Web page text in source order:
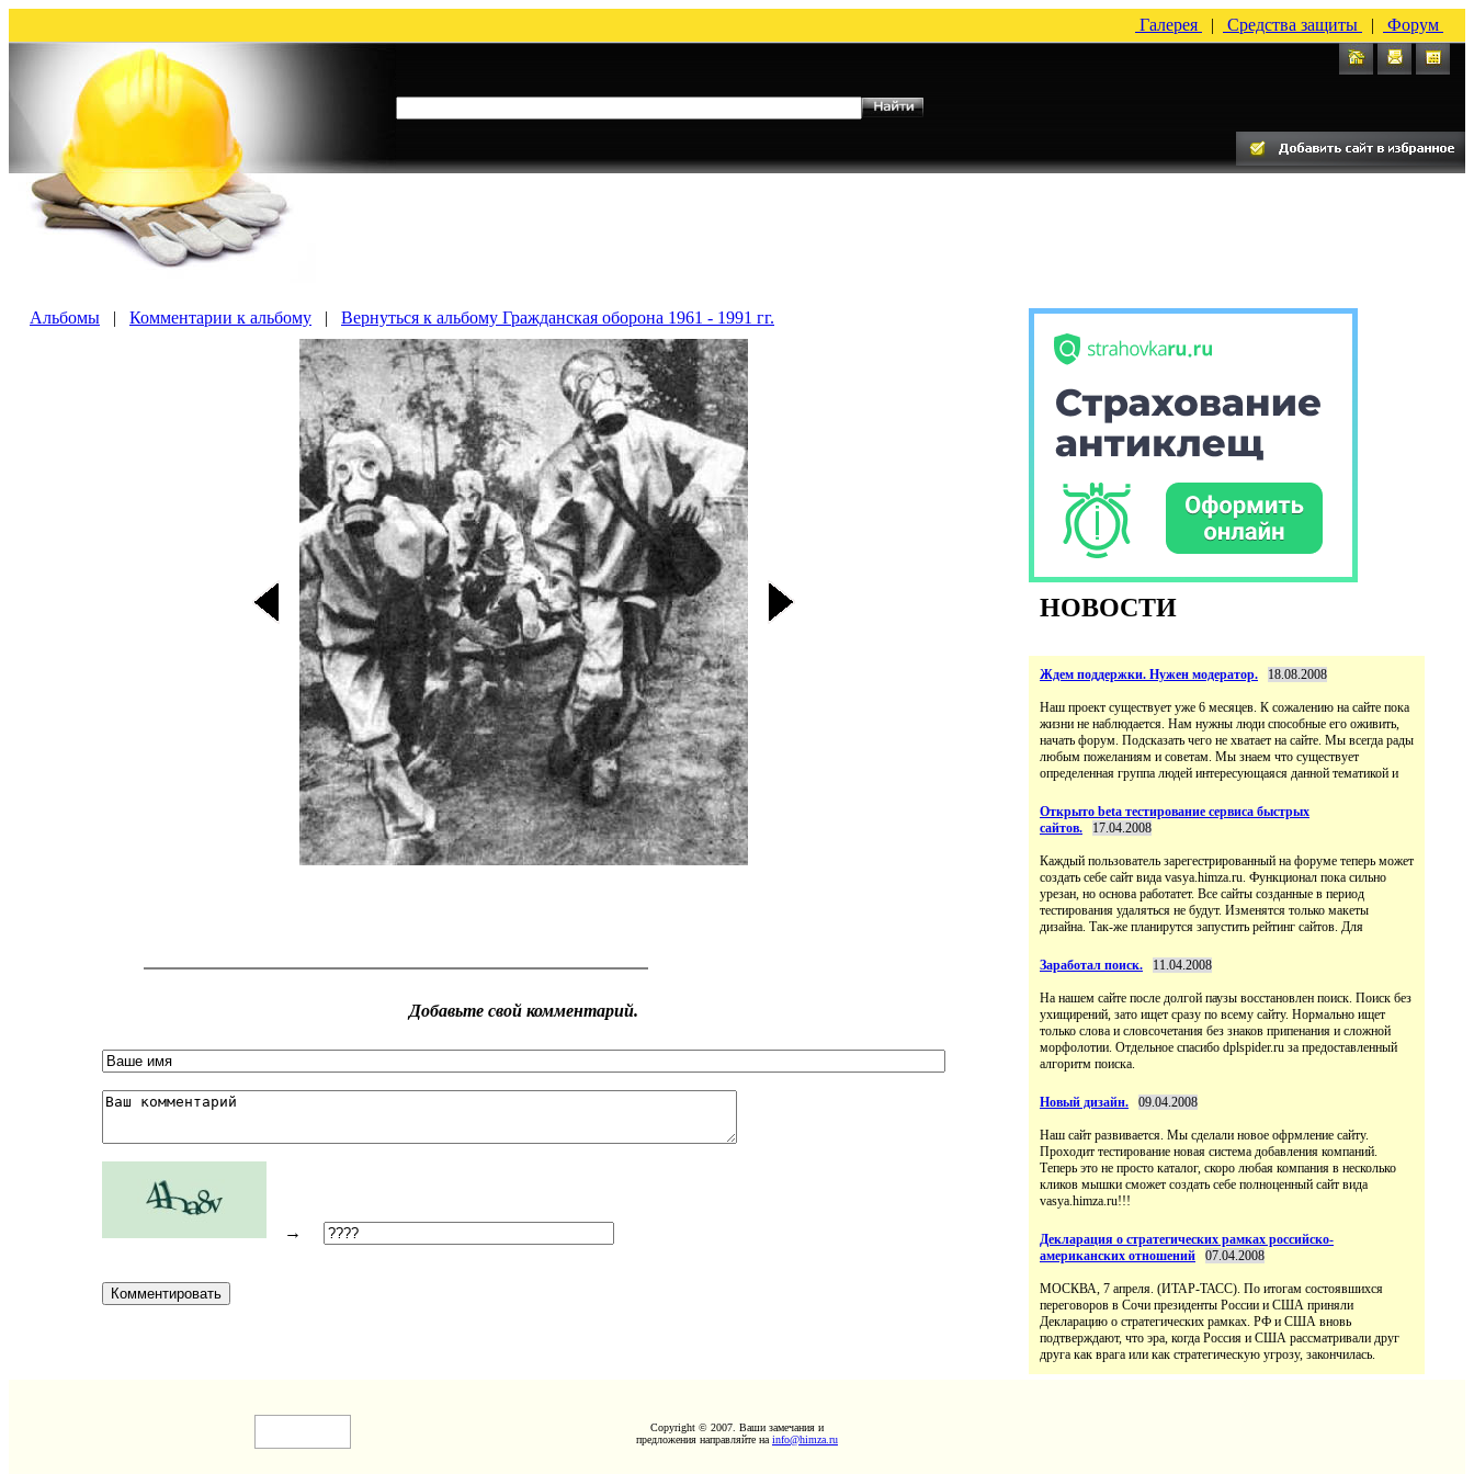
Галерея | Средства защиты | Форум
Альбомы | Комментарии к альбому | Вернуться к альбому Гражданская оборона 1961 - 1991 гг.
Добавьте свой комментарий.
→
НОВОСТИ
Ждем поддержки. Нужен модератор. 18.08.2008
Наш проект существует уже 6 месяцев. К сожалению на сайте пока
жизни не наблюдается. Нам нужны люди способные его оживить,
начать форум. Подсказать чего не хватает на сайте. Мы всегда рады
любым пожеланиям и советам. Мы знаем что существует
определенная группа людей интересующаяся данной тематикой и
Открыто beta тестирование сервиса быстрых
сайтов.
17.04.2008
Каждый пользователь зарегестрированный на форуме теперь может
создать себе сайт вида vasya.himza.ru. Функционал пока сильно
урезан, но основа работатет. Все сайты созданные в период
тестирования удаляться не будут. Изменятся только макеты
дизайна. Так-же планирутся запустить рейтинг сайтов. Для
Заработал поиск. 11.04.2008
На нашем сайте после долгой паузы восстановлен поиск. Поиск без
ухищирений, зато ищет сразу по всему сайту. Нормально ищет
только слова и словсочетания без знаков припенания и сложной
морфолотии. Отдельное спасибо dplspider.ru за предоставленный
алгоритм поиска.
Новый дизайн. 09.04.2008
Наш сайт развивается. Мы сделали новое офрмление сайту.
Проходит тестирование новая система добавления компаний.
Теперь это не просто каталог, скоро любая компания в несколько
кликов мышки сможет создать себе полноценный сайт вида
vasya.himza.ru!!!
Декларация о стратегических рамках российско-
американских отношений
07.04.2008
МОСКВА, 7 апреля. (ИТАР-ТАСС). По итогам состоявшихся
переговоров в Сочи президенты России и США приняли
Декларацию о стратегических рамках. РФ и США вновь
подтверждают, что эра, когда Россия и США рассматривали друг
друга как врага или как стратегическую угрозу, закончилась.
Copyright © 2007. Ваши замечания и
предложения направляйте на info@himza.ru